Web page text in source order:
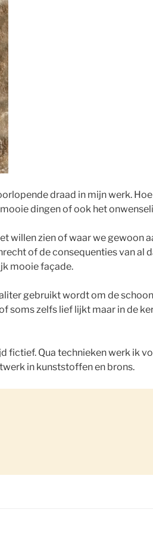
draad in mijn werk.
dingen of ook het
willen zien of waar we gewoon
of de consequenties van al
mooie façade.
gebruikt wordt om de
soms zelfs lief lijkt maar in de
fictief. Qua technieken werk ik
in kunststoffen en brons.